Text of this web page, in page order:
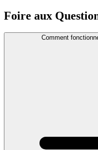
Foire aux
Comment